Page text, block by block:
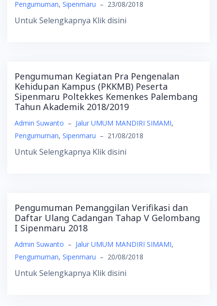
Pengumuman, Sipenmaru – 23/08/2018
Untuk Selengkapnya Klik disini
Pengumuman Kegiatan Pra Pengenalan
Kehidupan Kampus (PKKMB) Peserta
Sipenmaru Poltekkes Kemenkes Palembang
Tahun Akademik 2018/2019
Admin Suwanto – Jalur UMUM MANDIRI SIMAMI,
Pengumuman, Sipenmaru – 21/08/2018
Untuk Selengkapnya Klik disini
Pengumuman Pemanggilan Verifikasi dan
Daftar Ulang Cadangan Tahap V Gelombang
I Sipenmaru 2018
Admin Suwanto – Jalur UMUM MANDIRI SIMAMI,
Pengumuman, Sipenmaru – 20/08/2018
Untuk Selengkapnya Klik disini